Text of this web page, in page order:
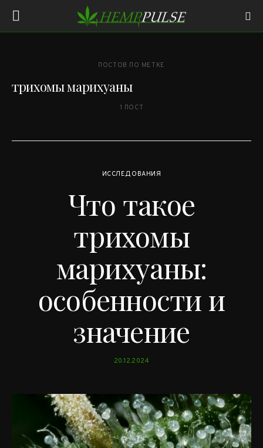
ПОСТОВ ПО МЕТКЕ
трихомы марихуаны
1 ПОСТ
ИССЛЕДОВАНИЯ
Что такое
трихомы
марихуаны:
особенности и
значение
20.12.2024